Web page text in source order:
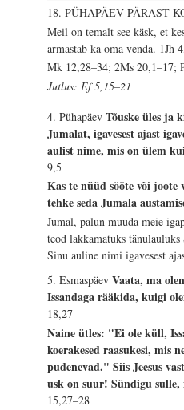
18. PÜHAPÄEV PÄRAST
Meil on temalt see käsk, et
armastab ka oma venda. 1Jh
Mk 12,28–34; 2Ms 20,1–17;
Jutlus: Ef 5,15–21
4. PühapäevTõuske üles ja
Jumalat, igavesest ajast
aulist nime, mis on ülem
9,5
Kas te nüüd sööte või
tehke seda Jumala
Jumal, palun muuda meie
teod lakkamatuks
Sinu auline nimi igavesest
5. EsmaspäevVaata, ma
Issandaga rääkida, kuigi
18,27
Naine ütles: "Ei ole küll,
koerakesed raasukesi, mis
pudenevad." Siis Jeesus
usk on suur! Sündigu
15,27–28